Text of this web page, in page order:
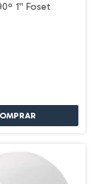
1'' Foset